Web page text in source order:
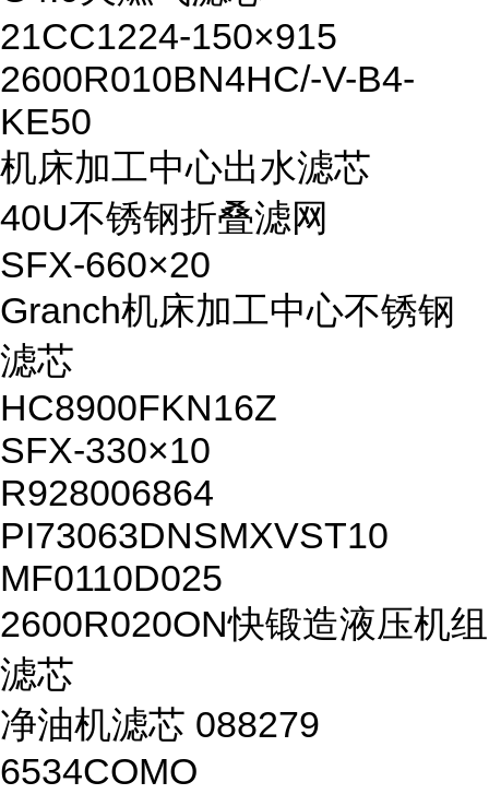
21CC1224-150×915
2600R010BN4HC/-V-B4-
KE50
机床加工中心出水滤芯
40U不锈钢折叠滤网
SFX-660×20
Granch机床加工中心不锈钢
滤芯
HC8900FKN16Z
SFX-330×10
R928006864
PI73063DNSMXVST10
MF0110D025
2600R020ON快锻造液压机组
滤芯
净油机滤芯 088279
6534COMO